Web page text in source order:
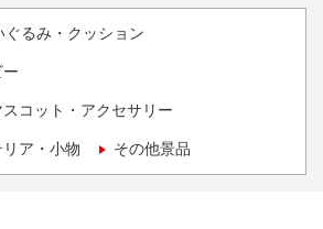
ぐるみ・クッション
コット・アクセサリー
ア・小物 その他景品